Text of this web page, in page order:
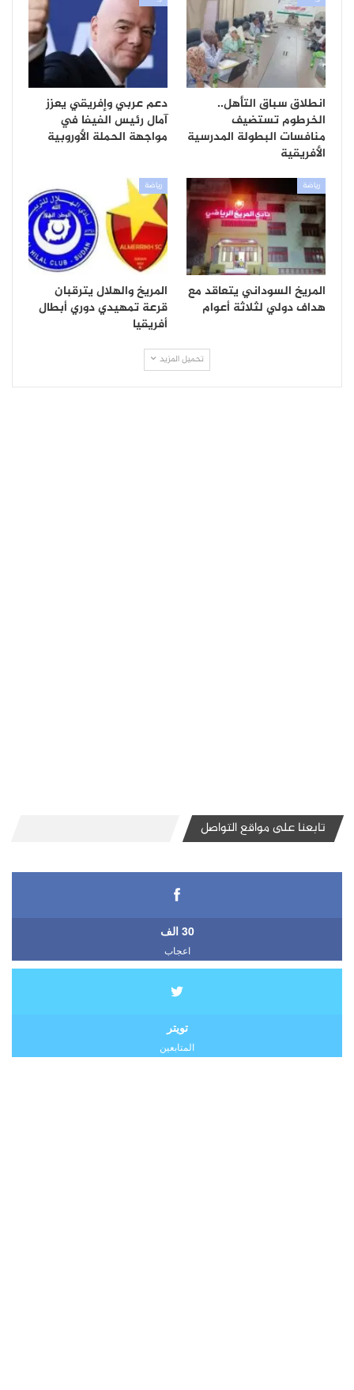
انطلاق سباق التأهل..
الخرطوم تستضيف
منافسات البطولة المدرسية
الأفريقية
دعم عربي وإفريقي يعزز
آمال رئيس الفيفا في
مواجهة الحملة الأوروبية
رياضة
المريخ السوداني يتعاقد مع
هداف دولي لثلاثة أعوام
رياضة
المريخ والهلال يترقبان
قرعة تمهيدي دوري أبطال
أفريقيا
تحميل المزيد
تابعنا على مواقع التواصل
30 الف
اعجاب
تويتر
المتابعين